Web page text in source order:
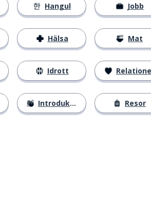
Hangul
Hälsa
Idrott
Introduktion
Jobb
Mat
Resor